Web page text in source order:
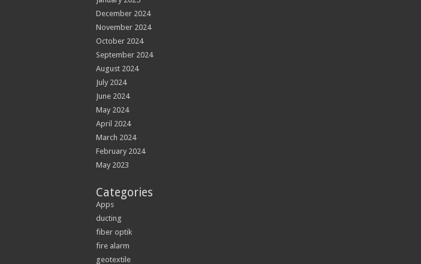
December 2024
November 2024
October 2024
September 2024
August 2024
July 2024
June 2024
May 2024
April 2024
March 2024
February 2024
May 2023
Categories
Apps
ducting
fiber optik
fire alarm
geotextile